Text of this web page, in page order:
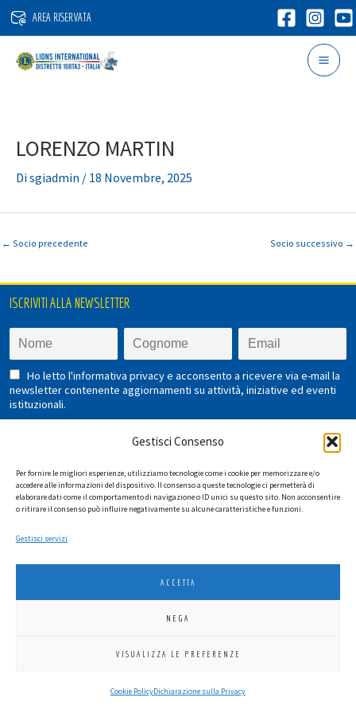
Gestisci Consenso
Per fornire le migliori esperienze, utilizziamo tecnologie come i cookie per memorizzare e/o
accedere alle informazioni del dispositivo. Il consenso a queste tecnologie ci permetterà di
elaborare dati come il comportamento di navigazione o ID unici su questo sito. Non acconsentire
o ritirare il consenso può influire negativamente su alcune caratteristiche e funzioni.
Gestisci servizi
ACCETTA
NEGA
VISUALIZZA LE PREFERENZE
Cookie PolicyDichiarazione sulla Privacy
Vai
contenuto
AREA RISERVATA
LORENZO MARTIN
Disgiadmin / 18 Novembre, 2025
← Socio precedente Socio successivo →
ISCRIVITI ALLA NEWSLETTER
Ho letto l'informativa privacy e acconsento a ricevere via e-mail la
newsletter contenente aggiornamenti su attività, iniziative ed eventi
istituzionali.
2026SGI LAB SRL